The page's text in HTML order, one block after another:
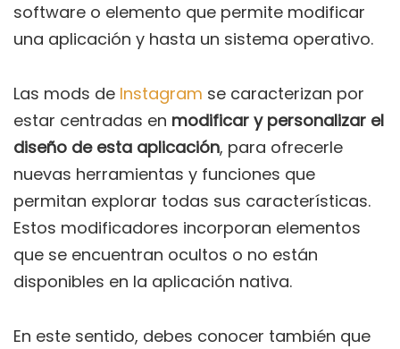
software o elemento que permite modificar
una aplicación y hasta un sistema operativo.
Las mods de Instagram se caracterizan por
estar centradas en modificar y personalizar el
diseño de esta aplicación, para ofrecerle
nuevas herramientas y funciones que
permitan explorar todas sus características.
Estos modificadores incorporan elementos
que se encuentran ocultos o no están
disponibles en la aplicación nativa.
En este sentido, debes conocer también que